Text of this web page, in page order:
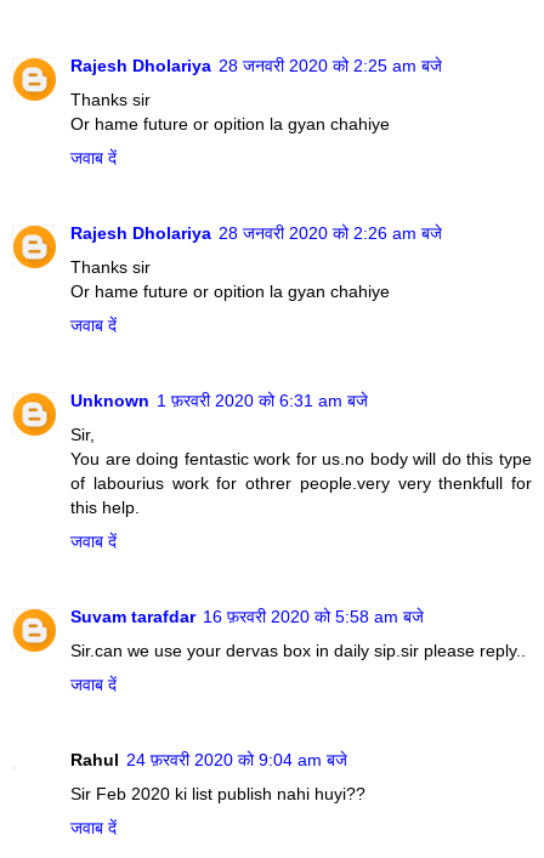
Rajesh Dholariya 28 जनवरी 2020 को 2:25 am बजे
Thanks sir
Or hame future or opition la gyan chahiye
जवाब दें
Rajesh Dholariya 28 जनवरी 2020 को 2:26 am बजे
Thanks sir
Or hame future or opition la gyan chahiye
जवाब दें
Unknown 1 फ़रवरी 2020 को 6:31 am बजे
Sir,
You are doing fentastic work for us.no body will do this type
of labourius work for othrer people.very very thenkfull for
this help.
जवाब दें
Suvam tarafdar 16 फ़रवरी 2020 को 5:58 am बजे
Sir.can we use your dervas box in daily sip.sir please reply..
जवाब दें
Rahul 24 फ़रवरी 2020 को 9:04 am बजे
Sir Feb 2020 ki list publish nahi huyi??
जवाब दें